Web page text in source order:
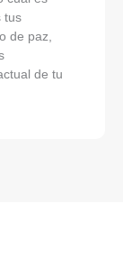
tus
de paz,
de tu